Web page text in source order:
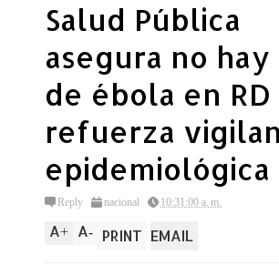
Salud Pública
asegura no hay
de ébola en
refuerza
epidemiológica
Reply nacional 10:31:00 a. m.
A+ A- PRINT EMAIL